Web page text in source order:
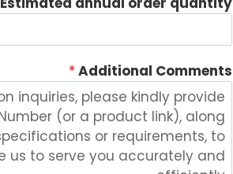
e
t
e
d
C
m
m
Additional Comments
*